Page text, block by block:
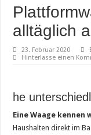
Modischer Schmuck
Piercings – Weit
Klemmbausteine –
Bürostuhl – Darauf
Masken bedrucken
Tattoo-Entfernung
alltäglich
23. Februar 2020
Hinterlasse einen
he
Eine Waage kennen
Haushalten direkt im